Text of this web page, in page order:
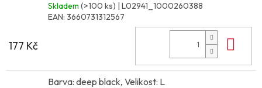
Skladem (>100 ks) | L02941_1000260388
EAN: 3660731312567
177 Kč
Barva: deep black, Velikost: L